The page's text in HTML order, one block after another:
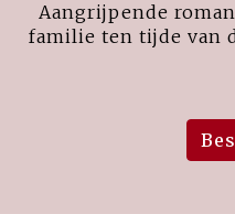
Aangrijpende
familie ten tijde van